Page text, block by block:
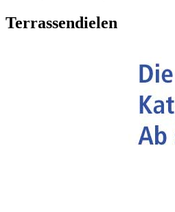
Terrassendielen